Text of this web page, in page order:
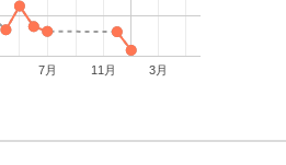
7月 11月 3月